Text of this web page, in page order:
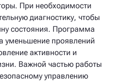
При необходимости
диагностику, чтобы
состояния. Программа
уменьшение проявлений
активности и
Важной частью работы
управлению